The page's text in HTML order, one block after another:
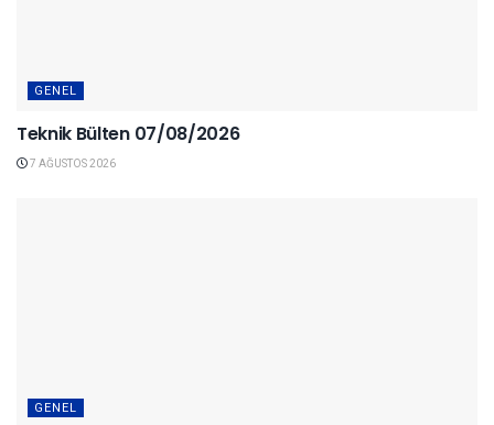
GENEL
Teknik Bülten 07/08/2026
7 AĞUSTOS 2026
GENEL